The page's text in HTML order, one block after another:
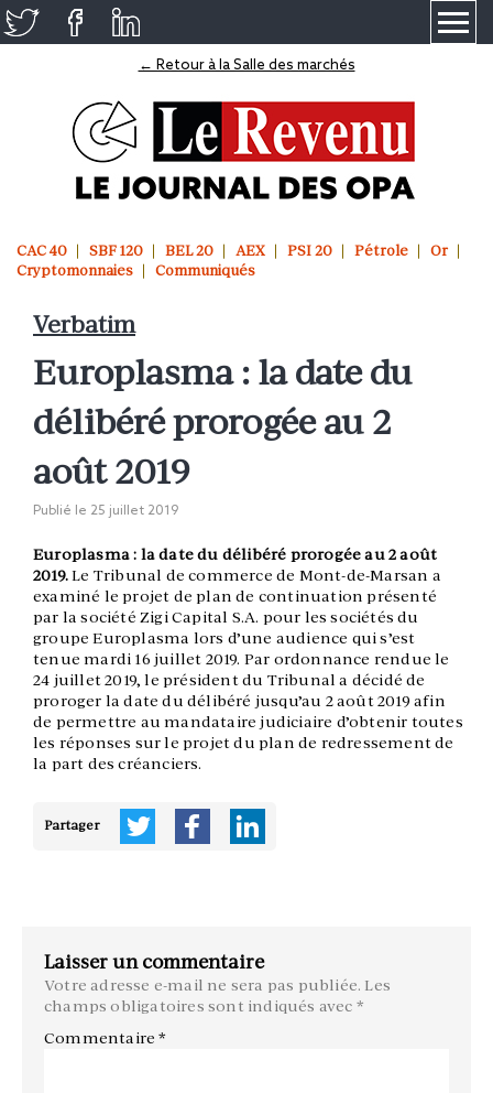
← Retour à la Salle des marchés
CAC 40 SBF 120 BEL 20 AEX PSI 20 Pétrole
Or
Cryptomonnaies
Communiqués
Verbatim
Europlasma : la date du
délibéré prorogée au 2
août 2019
Publié le 25 juillet 2019
Europlasma : la date du délibéré prorogée au 2 août
2019.Le Tribunal de commerce de Mont-de-Marsan a
examiné le projet de plan de continuation présenté
par la société Zigi Capital S.A. pour les sociétés du
groupe Europlasma lors d’une audience qui s’est
tenue mardi 16 juillet 2019. Par ordonnance rendue le
24 juillet 2019, le président du Tribunal a décidé de
proroger la date du délibéré jusqu’au 2 août 2019 afin
de permettre au mandataire judiciaire d’obtenir toutes
les réponses sur le projet du plan de redressement de
la part des créanciers.
Partager
Laisser un commentaire
Votre adresse e-mail ne sera pas publiée. Les
champs obligatoires sont indiqués avec *
Commentaire*